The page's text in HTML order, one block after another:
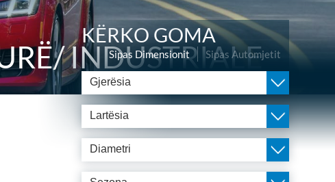
INDUSTRIALE
KËRKO GOMA
Sipas Dimensionit Sipas Automjetit
Gjerësia
Lartësia
Diametri